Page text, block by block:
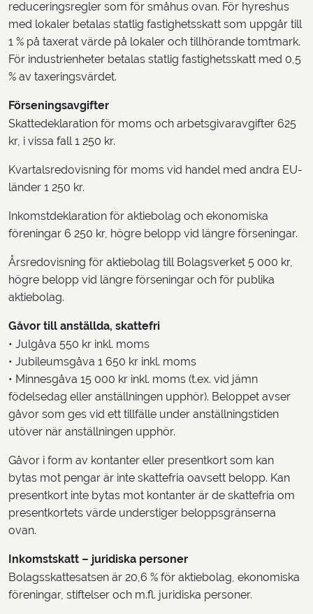
reduceringsregler som för småhus ovan. För hyreshus
med lokaler betalas statlig fastighetsskatt som uppgår till
1 % på taxerat värde på lokaler och tillhörande tomtmark.
För industrienheter betalas statlig fastighetsskatt med 0,5
% av taxeringsvärdet.
Förseningsavgifter
Skattedeklaration för moms och arbetsgivaravgifter 625
kr, i vissa fall 1 250 kr.
Kvartalsredovisning för moms vid handel med andra EU-
länder 1 250 kr.
Inkomstdeklaration för aktiebolag och ekonomiska
föreningar 6 250 kr, högre belopp vid längre förseningar.
Årsredovisning för aktiebolag till Bolagsverket 5 000 kr,
högre belopp vid längre förseningar och för publika
aktiebolag.
Gåvor till anställda, skattefri
• Julgåva 550 kr inkl. moms
• Jubileumsgåva 1 650 kr inkl. moms
• Minnesgåva 15 000 kr inkl. moms (t.ex. vid jämn
födelsedag eller anställningen upphör). Beloppet avser
gåvor som ges vid ett tillfälle under anställningstiden
utöver när anställningen upphör.
Gåvor i form av kontanter eller presentkort som kan
bytas mot pengar är inte skattefria oavsett belopp. Kan
presentkort inte bytas mot kontanter är de skattefria om
presentkortets värde understiger beloppsgränserna
ovan.
Inkomstskatt – juridiska personer
Bolagsskattesatsen är 20,6 % för aktiebolag, ekonomiska
föreningar, stiftelser och m.fl. juridiska personer.